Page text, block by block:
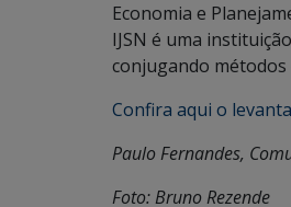
Economia e
IJSN é uma
conjugando
Confira aqui o
Paulo Fernandes,
Foto: Bruno Rezende